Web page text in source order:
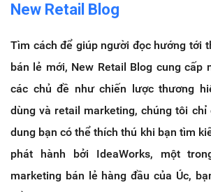
New Retail Blog
Tìm cách để giúp người đọc hướng tới
bán lẻ mới, New Retail Blog cung cấp
các chủ đề như chiến lược thương
dùng và retail marketing, chúng tôi chỉ
dung bạn có thể thích thú khi bạn tìm
phát hành bởi IdeaWorks, một
marketing bán lẻ hàng đầu của Úc,